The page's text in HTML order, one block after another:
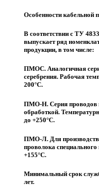
Особенности кабельной
В соответствии с ТУ
выпускает ряд
продукции, в том числе:
ПМОС. Аналогичная
серебрения. Рабочая
200°С.
ПМО-Н. Серия проводов
обработкой.
до +250°С.
ПМО-Л. Для
проволока
+155°С.
Минимальный срок
лет.